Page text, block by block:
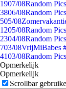
1907/08Random
3806/08Random
505/08
1205/08Random
2304/08Random
703/08VrijMiBabes
4103/08Random
Opmerkelijk
Opmerkelijk
Scrollbar